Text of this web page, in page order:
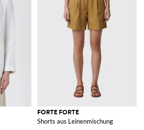
FORTE FORTE
Shorts aus Leinenmischung